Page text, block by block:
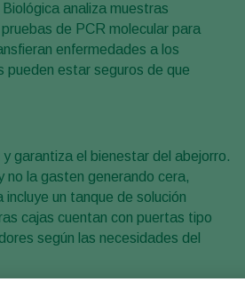
analiza muestras
de PCR molecular para
enfermedades a los
estar seguros de que
garantiza el bienestar del abejorro.
no la gasten generando cera,
un tanque de solución
cajas cuentan con puertas tipo
según las necesidades del